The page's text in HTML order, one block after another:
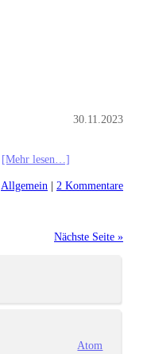
30.11.2023
[Mehr lesen…]
Allgemein | 2 Kommentare
Nächste Seite »
Atom